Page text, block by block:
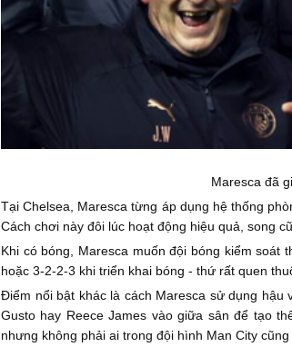
Maresca đã
Tại Chelsea, Maresca từng áp dụng hệ thống
Cách chơi này đôi lúc hoạt động hiệu quả, song
Khi có bóng, Maresca muốn đội bóng kiểm
hoặc 3-2-2-3 khi triển khai bóng - thứ rất quen
Điểm nổi bật khác là cách Maresca sử dụng hậu
Gusto hay Reece James vào giữa sân để tạo
nhưng không phải ai trong đội hình Man City cũng